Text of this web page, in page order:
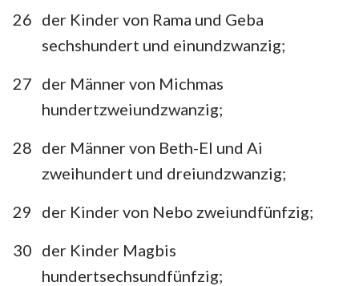
26 der Kinder von Rama und Geba
sechshundert und einundzwanzig;
27 der Männer von Michmas
hundertzweiundzwanzig;
28 der Männer von Beth-El und Ai
zweihundert und dreiundzwanzig;
29
der Kinder von Nebo zweiundfünfzig;
30 der Kinder Magbis
hundertsechsundfünfzig;